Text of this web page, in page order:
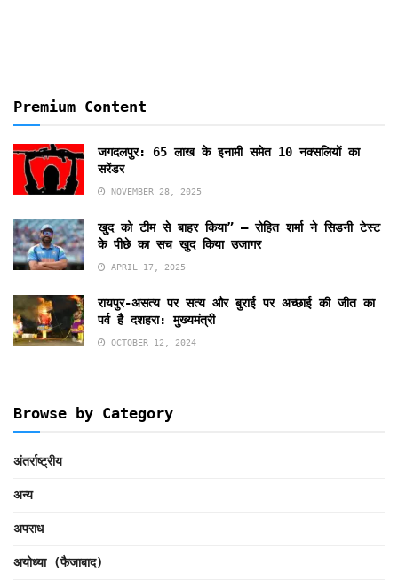
Premium Content
जगदलपुर: 65 लाख के इनामी समेत 10 नक्सलियों का
सरेंडर
NOVEMBER 28, 2025
खुद को टीम से बाहर किया” — रोहित शर्मा ने सिडनी टेस्ट
के पीछे का सच खुद किया उजागर
APRIL 17, 2025
रायपुर-असत्य पर सत्य और बुराई पर अच्छाई की जीत का
पर्व है दशहरा: मुख्यमंत्री
OCTOBER 12, 2024
Browse by Category
अंतर्राष्ट्रीय
अन्य
अपराध
अयोध्या (फैजाबाद)